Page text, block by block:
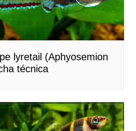
lyretail (Aphyosemion
técnica